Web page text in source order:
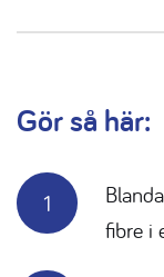
Gör så här:
fibre i